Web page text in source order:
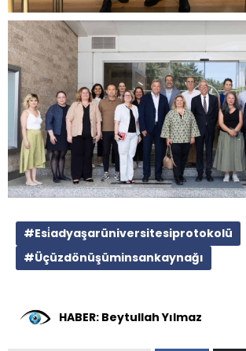
#Esi̇adyaşarüniversitesiprotokolü
#Üçüzdönüşüminsankaynağı
HABER: Beytullah Yılmaz